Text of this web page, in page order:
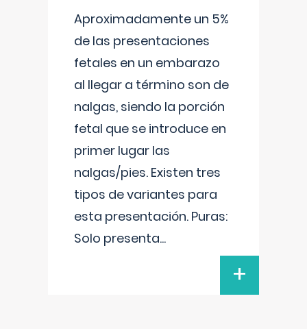
Aproximadamente un 5%
de las presentaciones
fetales en un embarazo
al llegar a término son de
nalgas, siendo la porción
fetal que se introduce en
primer lugar las
nalgas/pies. Existen tres
tipos de variantes para
esta presentación. Puras:
Solo presenta...
+